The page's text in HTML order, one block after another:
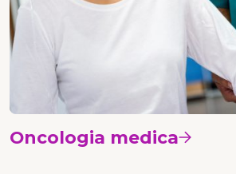
Oncologia medica Vedi i corsi